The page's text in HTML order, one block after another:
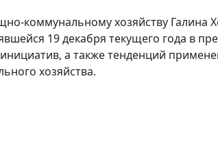
коммунальному хозяйству Галина
19 декабря текущего года в
а также тенденций
хозяйства.